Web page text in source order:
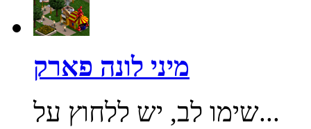
מיני לונה פארק
שימו לב, יש ללחוץ על...